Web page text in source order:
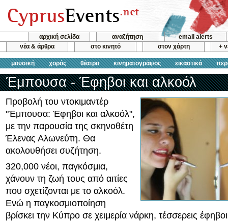
αρχική σελίδα αναζήτηση
email alerts
νέα & άρθρα
στο κινητό στον χάρτη +
μουσική χορός θέατρο κινηματογράφος εικαστικά
Έμπουσα - Έφηβοι και αλκοόλ
Προβολή του ντοκιμαντέρ
"Έμπουσα: Έφηβοι και αλκοόλ",
με την παρουσία της σκηνοθέτη
Έλενας Αλωνεύτη. Θα
ακολουθήσει συζήτηση.
320,000 νέοι, παγκόσμια,
χάνουν τη ζωή τους από αιτίες
που σχετίζονται με το αλκοόλ.
Ενώ η παγκοσμιοποίηση
βρίσκει την Κύπρο σε χειμερία νάρκη, τέσσερεις έφηβοι